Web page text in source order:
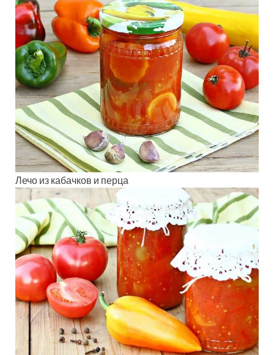
Лечо из кабачков и перца